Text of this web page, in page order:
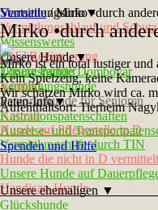
Vermittlungsinfo▼
Vermittlungsablauf und
Wissenswertes
Chip-Registrierung
Unsere Partner
Kontakt
Unsere Hunde▼
Tötungshunde Dombovár
Vermittlungshunde
Seniorenhunde für Senioren
Notfelle
Hunde auf Pflegestelle in D
Vermittlungshilfe durch TIN
Hunde die nicht in D
Unsere Hunde auf
Handicap-Hunde
Paten-Info▼
Kastrationspatenschaften
Ausreise- und
Spenden und Hilfe
Unsere ehemaligen ▼
Glückshunde
Startseite /Mirko •durch
Mirko •durch
Mirko ist ein total lustiger und
Kein Spielzeug, keine
Wir schätzen Mirko wird ca.
Aufenthaltsort: Tierheim